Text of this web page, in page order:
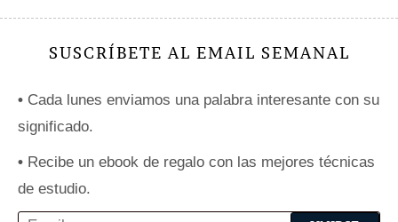
SUSCRÍBETE AL EMAIL SEMANAL
• Cada lunes enviamos una palabra interesante con su
significado.
• Recibe un ebook de regalo con las mejores técnicas
de estudio.